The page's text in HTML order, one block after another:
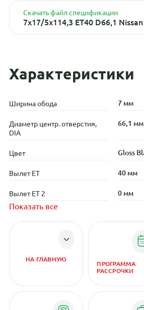
Скачать файл спецификации
7x17/5x114,3 ET40 D66,1
Характеристики
Ширина обода 7 мм
Диаметр центр. отверстия,
DIA
66,1 мм
Цвет Gloss
Вылет ET 40 мм
Вылет ET 2 0 мм
Показать все
НА ГЛАВНУЮ
ПРОГРАММА
РАССРОЧКИ